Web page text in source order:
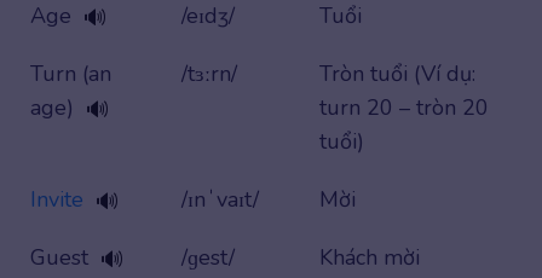
Age 🔊 /eɪdʒ/
Tuổi
Turn (an
age) 🔊
/tɜːrn/
Tròn tuổi (Ví dụ:
turn 20 – tròn 20
tuổi)
Invite 🔊 /ɪnˈvaɪt/
Mời
Guest 🔊 /ɡest/
Khách mời